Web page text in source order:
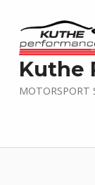
Kuthe
MOTORSPORT